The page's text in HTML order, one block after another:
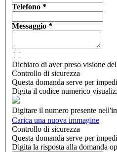
Telefono *
Messaggio *
Dichiaro di aver preso visione
Controllo di sicurezza
Questa domanda serve per
Digita il codice numerico
Digitare il numero presente
Carica una nuova immagine
Controllo di sicurezza
Questa domanda serve per
Digita la risposta alla domanda